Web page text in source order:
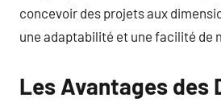
concevoir des projets aux
une adaptabilité et une facilité de
Les Avantages des